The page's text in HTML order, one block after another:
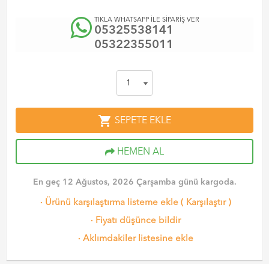
TIKLA WHATSAPP İLE SİPARİŞ VER
05325538141
05322355011
shopping_cart SEPETE EKLE
HEMEN AL
En geç 12 Ağustos, 2026 Çarşamba günü kargoda.
· Ürünü karşılaştırma listeme ekle ( Karşılaştır)
· Fiyatı düşünce bildir
· Aklımdakiler listesine ekle